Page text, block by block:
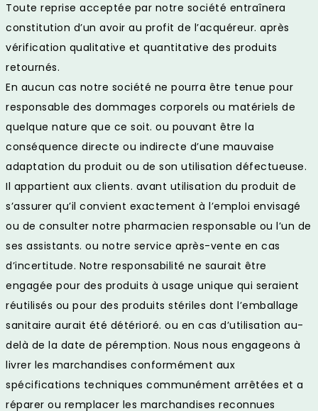
Toute reprise acceptée par notre société entraînera
constitution d’un avoir au profit de l’acquéreur. après
vérification qualitative et quantitative des produits
retournés.
En aucun cas notre société ne pourra être tenue pour
responsable des dommages corporels ou matériels de
quelque nature que ce soit. ou pouvant être la
conséquence directe ou indirecte d’une mauvaise
adaptation du produit ou de son utilisation défectueuse.
Il appartient aux clients. avant utilisation du produit de
s’assurer qu’il convient exactement à l’emploi envisagé
ou de consulter notre pharmacien responsable ou l’un de
ses assistants. ou notre service après-vente en cas
d’incertitude. Notre responsabilité ne saurait être
engagée pour des produits à usage unique qui seraient
réutilisés ou pour des produits stériles dont l’emballage
sanitaire aurait été détérioré. ou en cas d’utilisation au-
delà de la date de péremption. Nous nous engageons à
livrer les marchandises conformément aux
spécifications techniques communément arrêtées et a
réparer ou remplacer les marchandises reconnues